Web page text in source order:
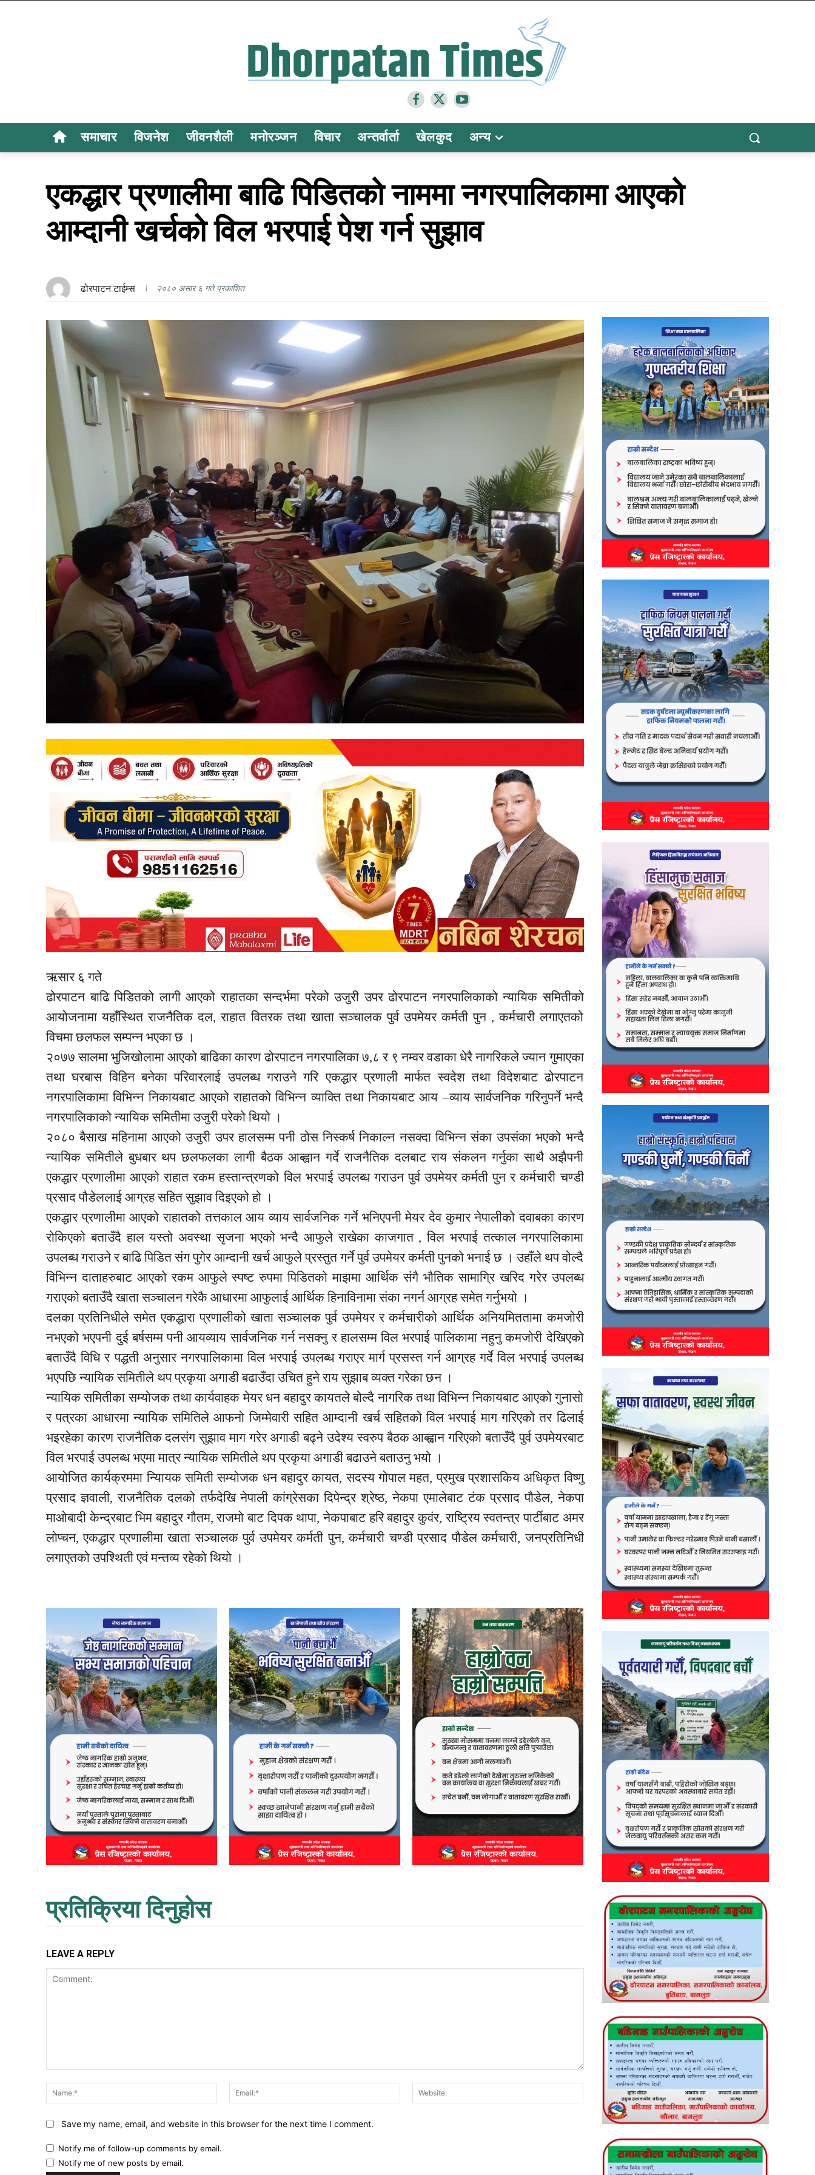
समाचार विजनेश जीवनशैली मनोरञ्जन विचार अन्तर्वार्ता खेलकुद अन्य
एकद्धार प्रणालीमा बाढि पिडितको नाममा नगरपालिकामा आएको
आम्दानी खर्चको विल भरपाई पेश गर्न सुझाव
ढोरपाटन टाईम्स २०८० असार ६ गते प्रकाशित
ऋसार ६ गते
ढोरपाटन बाढि पिडितको लागी आएको राहातका सन्दर्भमा परेको उजुरी उपर ढोरपाटन नगरपालिकाको न्यायिक समितीको
आयोजनामा यहाँस्थित राजनैतिक दल, राहात वितरक तथा खाता सञ्चालक पुर्व उपमेयर कर्मती पुन , कर्मचारी लगाएतको
विचमा छलफल सम्पन्न भएका छ ।
२०७७ सालमा भुजिखोलामा आएको बाढिका कारण ढोरपाटन नगरपालिका ७,८ र ९ नम्वर वडाका धेरै नागरिकले ज्यान गुमाएका
तथा घरबास विहिन बनेका परिवारलाई उपलब्ध गराउने गरि एकद्धार प्रणाली मार्फत स्वदेश तथा विदेशबाट ढोरपाटन
नगरपालिकामा विभिन्न निकायबाट आएको राहातको विभिन्न व्याक्ति तथा निकायबाट आय –व्याय सार्वजनिक गरिनुपर्ने भन्दै
नगरपालिकाको न्यायिक समितीमा उजुरी परेको थियो ।
२०८० बैसाख महिनामा आएको उजुरी उपर हालसम्म पनी ठोस निस्कर्ष निकाल्न नसक्दा विभिन्न संका उपसंका भएको भन्दै
न्यायिक समितीले बुधबार थप छलफलका लागी बैठक आब्ह्वान गर्दे राजनैतिक दलबाट राय संकलन गर्नुका साथै अझैपनी
एकद्धार प्रणालीमा आएको राहात रकम हस्तान्त्रणको विल भरपाई उपलब्ध गराउन पुर्व उपमेयर कर्मती पुन र कर्मचारी चण्डी
प्रसाद पौडेललाई आग्रह सहित सुझाव दिइएको हो ।
एकद्धार प्रणालीमा आएको राहातको तत्तकाल आय व्याय सार्वजनिक गर्ने भनिएपनी मेयर देव कुमार नेपालीको दवाबका कारण
रोकिएको बताउँदै हाल यस्तो अवस्था सृजना भएको भन्दै आफुले राखेका काजगात , विल भरपाई तत्काल नगरपालिकामा
उपलब्ध गराउने र बाढि पिडित संग पुगेर आम्दानी खर्च आफुले प्रस्तुत गर्ने पुर्व उपमेयर कर्मती पुनको भनाई छ । उहाँले थप वोल्दै
विभिन्न दाताहरुबाट आएको रकम आफुले स्पष्ट रुपमा पिडितको माझमा आर्थिक संगै भौतिक सामाग्रि खरिद गरेर उपलब्ध
गराएको बताउँदै खाता सञ्चालन गरेकै आधारमा आफुलाई आर्थिक हिनाविनामा संका नगर्न आग्रह समेत गर्नुभयो ।
दलका प्रतिनिधीले समेत एकद्धारा प्रणालीको खाता सञ्चालक पुर्व उपमेयर र कर्मचारीको आर्थिक अनियमिततामा कमजोरी
नभएको भएपनी दुई बर्षसम्म पनी आयव्याय सार्वजनिक गर्न नसक्नु र हालसम्म विल भरपाई पालिकामा नहुनु कमजोरी देखिएको
बताउँदै विधि र पद्धती अनुसार नगरपालिकामा विल भरपाई उपलब्ध गराएर मार्ग प्रसस्त गर्न आग्रह गर्दे विल भरपाई उपलब्ध
भएपछि न्यायिक समितीले थप प्रकृया अगाडी बढाउँदा उचित हुने राय सुझाब व्यक्त गरेका छन ।
न्यायिक समितीका सम्योजक तथा कार्यवाहक मेयर धन बहादुर कायतले बोल्दै नागरिक तथा विभिन्न निकायबाट आएको गुनासो
र पत्रका आधारमा न्यायिक समितिले आफनो जिम्मेवारी सहित आम्दानी खर्च सहितको विल भरपाई माग गरिएको तर ढिलाई
भइरहेका कारण राजनैतिक दलसंग सुझाव माग गरेर अगाडी बढ्ने उदेश्य स्वरुप बैठक आब्ह्वान गरिएको बताउँदै पुर्व उपमेयरबाट
विल भरपाई उपलब्ध भएमा मात्र न्यायिक समितीले थप प्रकृया अगाडी बढाउने बताउनु भयो ।
आयोजित कार्यक्रममा न्याियक समिती सम्योजक धन बहादुर कायत, सदस्य गोपाल महत, प्रमुख प्रशासकिय अधिकृत विष्णु
प्रसाद ज्ञवाली, राजनैतिक दलको तर्फदेखि नेपाली कांग्रेसका दिपेन्द्र श्रेष्ठ, नेकपा एमालेबाट टंक प्रसाद पौडेल, नेकपा
माओबादी केन्द्रबाट भिम बहादुर गौतम, राजमो बाट दिपक थापा, नेकपाबाट हरि बहादुर कुवंर, राष्ट्रिय स्वतन्त्र पार्टीबाट अमर
लोप्चन, एकद्धार प्रणालीमा खाता सञ्चालक पुर्व उपमेयर कर्मती पुन, कर्मचारी चण्डी प्रसाद पौडेल कर्मचारी, जनप्रतिनिधी
लगाएतको उपश्थिती एवं मन्तव्य रहेको थियो ।
प्रतिक्रिया दिनुहोस
LEAVE A REPLY
Name:*
Email:* Website:
Save my name, email, and website in this browser for the next time I comment.
Notify me of follow-up comments by email.
Notify me of new posts by email.